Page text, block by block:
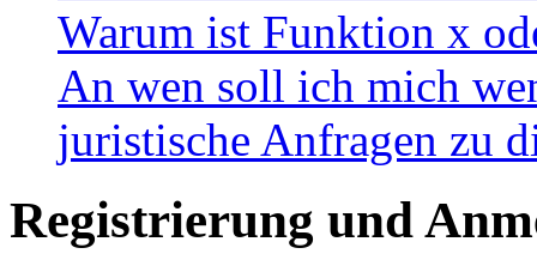
Warum ist Funktion x
An wen soll ich mich
juristische Anfragen zu
Registrierung und